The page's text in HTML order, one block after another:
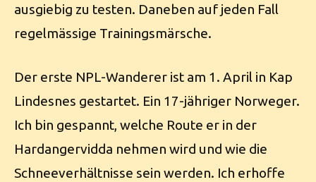
ausgiebig zu testen. Daneben auf jeden Fall
regelmässige Trainingsmärsche.
Der erste NPL-Wanderer ist am 1. April in Kap
Lindesnes gestartet. Ein 17-jähriger Norweger.
Ich bin gespannt, welche Route er in der
Hardangervidda nehmen wird und wie die
Schneeverhältnisse sein werden. Ich erhoffe